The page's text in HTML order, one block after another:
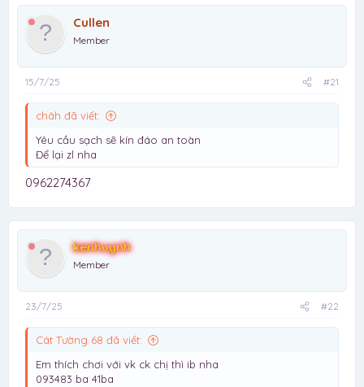
Cullen
Member
15/7/25 #21
châh đã viết:
Yêu cầu sạch sẽ kín đáo an toàn
Để lại zl nha
0962274367
kenhuynh
Member
23/7/25 #22
Cát Tường 68 đã viết:
Em thích chơi với vk ck chị thì ib nha
093483 ba 41ba